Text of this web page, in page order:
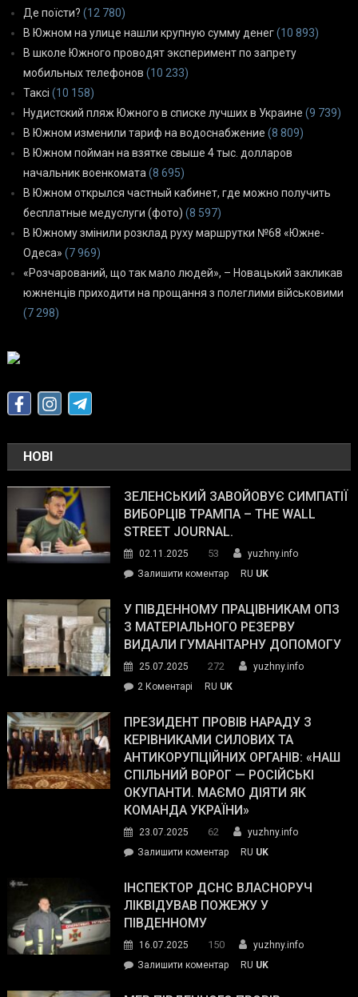
Де поїсти? (12 780)
В Южном на улице нашли крупную сумму денег(10 893)
В школе Южного проводят эксперимент по запрету
мобильных телефонов (10 233)
Таксі (10 158)
Нудистский пляж Южного в списке лучших в Украине (9 739)
В Южном изменили тариф на водоснабжение (8 809)
В Южном пойман на взятке свыше 4 тыс. долларов
начальник военкомата (8 695)
В Южном открылся частный кабинет, где можно получить
бесплатные медуслуги (фото) (8 597)
В Южному змінили розклад руху маршрутки №68 «Южне-
Одеса» (7 969)
«Розчарований, що так мало людей», – Новацький закликав
южненців приходити на прощання з полеглими військовими
(7 298)
НОВІ
ЗЕЛЕНСЬКИЙ ЗАВОЙОВУЄ СИМПАТІЇ
ВИБОРЦІВ ТРАМПА – THE WALL
STREET JOURNAL.
02.11.2025 53
yuzhny.info
Залишити коментарon
завойовує
симпатії
виборців
The
Street
Journal.
RU UK
У ПІВДЕННОМУ ПРАЦІВНИКАМ ОПЗ
З МАТЕРІАЛЬНОГО РЕЗЕРВУ
ВИДАЛИ ГУМАНІТАРНУ ДОПОМОГУ
25.07.2025 272
yuzhny.info
2 Коментарі
Південному
працівникам
ОПЗ
з
матеріального
резерву
гуманітарну
допомогу
RU UK
ПРЕЗИДЕНТ ПРОВІВ НАРАДУ З
КЕРІВНИКАМИ СИЛОВИХ ТА
АНТИКОРУПЦІЙНИХ ОРГАНІВ: «НАШ
СПІЛЬНИЙ ВОРОГ — РОСІЙСЬКІ
ОКУПАНТИ. МАЄМО ДІЯТИ ЯК
КОМАНДА УКРАЇНИ»
23.07.2025 62
yuzhny.info
Залишити коментарon
провів
нараду
силових
та
RU UK
ІНСПЕКТОР ДСНС ВЛАСНОРУЧ
ЛІКВІДУВАВ ПОЖЕЖУ У
ПІВДЕННОМУ
16.07.2025 150
yuzhny.info
Залишити коментарon
RU UK